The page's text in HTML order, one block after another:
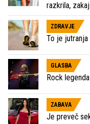
razkrila,
ZDRAVJE
To je jutranja
GLASBA
Rock
ZABAVA
Je preveč